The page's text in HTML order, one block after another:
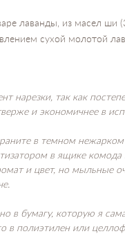
лаванды, из масел ши
сухой молотой
нарезки, так как
и экономичнее в
в темном
в ящике
и цвет, но мыльные
в бумагу, которую я
в полиэтилен или